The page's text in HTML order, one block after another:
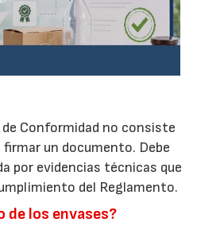
de Conformidad no consiste
un documento. Debe
por evidencias técnicas que
del Reglamento.
de los envases?